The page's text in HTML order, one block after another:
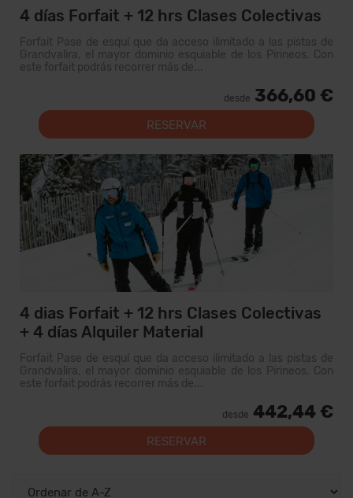
4 días Forfait + 12 hrs Clases Colectivas
Forfait Pase de esquí que da acceso ilimitado a las pistas de
Grandvalira, el mayor dominio esquiable de los Pirineos. Con
este forfait podrás recorrer más de...
desde 366,60 €
RESERVAR
4 dias Forfait + 12 hrs Clases Colectivas
+ 4 días Alquiler Material
Forfait Pase de esquí que da acceso ilimitado a las pistas de
Grandvalira, el mayor dominio esquiable de los Pirineos. Con
este forfait podrás recorrer más de...
desde 442,44 €
RESERVAR